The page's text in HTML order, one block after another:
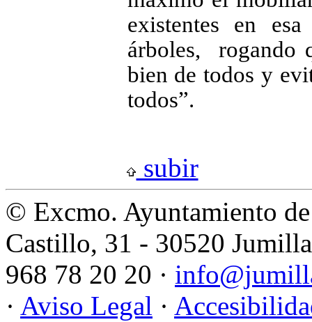
existentes en
árboles,
rogando
bien de todos y
todos”.
subir
© Excmo. Ayuntamiento
Castillo, 31 - 30520
968 78 20 20 ·
· Aviso Legal ·